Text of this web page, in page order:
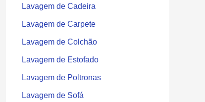
Lavagem de Cadeira
Lavagem de Carpete
Lavagem de Colchão
Lavagem de Estofado
Lavagem de Poltronas
Lavagem de Sofá